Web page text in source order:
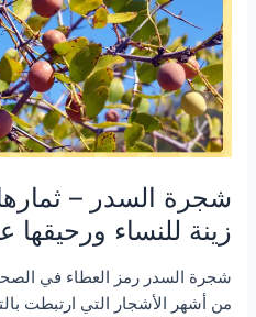
شجرة السدر – ثمارها
زينة للنساء
شجرة السدر رمز العطاء في
من أشهر الأشجار التي ارتبطت
وأوراقها
زينة
للنساء
ورحيقها
عسل